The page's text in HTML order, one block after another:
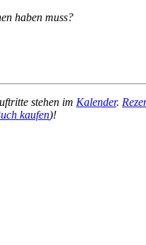
haben muss?
stehen im Kalender.
kaufen)!